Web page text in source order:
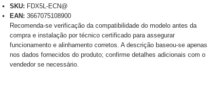
SKU: FDX5L-ECN@
EAN: 3667075108900
Recomenda-se verificação da compatibilidade do modelo antes da
compra e instalação por técnico certificado para assegurar
funcionamento e alinhamento corretos. A descrição baseou-se apenas
nos dados fornecidos do produto; confirme detalhes adicionais com o
vendedor se necessário.